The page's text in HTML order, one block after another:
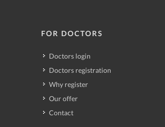
FOR DOCTORS
Doctors login
Doctors registration
Why register
Our offer
Contact